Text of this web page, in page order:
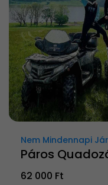
Nem Mindennapi
Páros
62 000 Ft